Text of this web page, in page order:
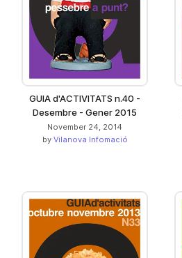
GUIA d'ACTIVITATS n.40 -
Desembre - Gener 2015
November 24, 2014
by Vilanova Infomació